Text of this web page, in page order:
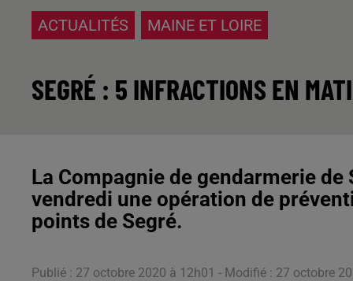
ACTUALITÉS MAINE ET LOIRE
SEGRÉ : 5 INFRACTIONS EN
La Compagnie de gendarmerie
vendredi une opération de
points de Segré.
Publié : 27 octobre 2020 à 12h01 - Modifié : 27 octobre